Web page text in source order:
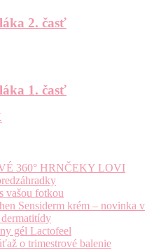
2. časť
1. časť
360° HRNČEKY LOVI
vašou fotkou
Sensiderm krém – novinka v
gél Lactofeel
o trimestrové balenie